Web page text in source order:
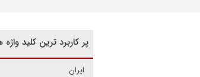
پر کاربرد ترین کلید واژه
ایران